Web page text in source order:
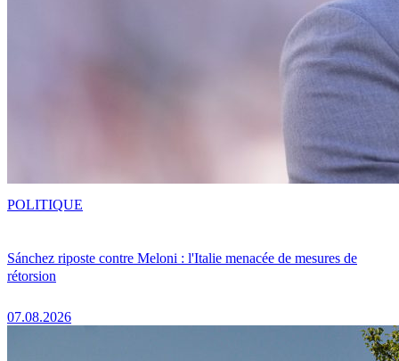
Sánchez riposte contre Meloni : l'Italie menacée de mesures de
rétorsion
07.08.2026
POLITIQUE